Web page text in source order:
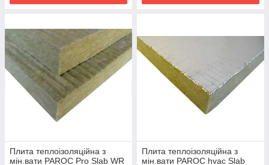
Плита теплоізоляційна з
мін.вати PAROC Pro Slab WR
Плита теплоізоляційна з
мін.вати PAROC hvac Slab